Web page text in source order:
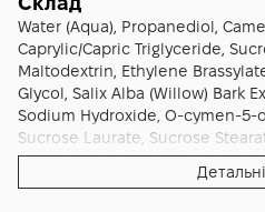
Water (Aqua), Propanediol,
Caprylic/Capric Triglyceride,
Maltodextrin, Ethylene
Glycol, Salix Alba (Willow) Bark
Sodium Hydroxide, O-cymen-5-
Sucrose Laurate, Sucrose
Tocopherol, Aluminum